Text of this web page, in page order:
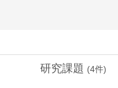
研究課題 (4件)